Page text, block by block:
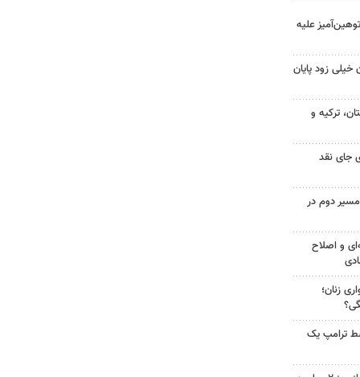
علیه
خیلی زود پایان
ترکیه و
جای نقد
دوم در
و اصلاح
زنان؛
ترامپ یک